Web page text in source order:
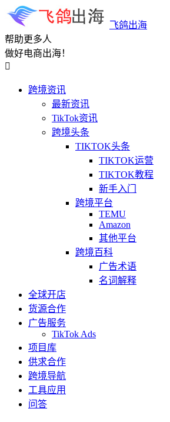
飞鸽出海
帮助更多人
做好电商出海！

跨境资讯
最新资讯
TikTok资讯
跨境头条
TIKTOK头条
TIKTOK运营
TIKTOK教程
新手入门
跨境平台
TEMU
Amazon
其他平台
跨境百科
广告术语
名词解释
全球开店
货源合作
广告服务
TikTok Ads
项目库
供求合作
跨境导航
工具应用
问答